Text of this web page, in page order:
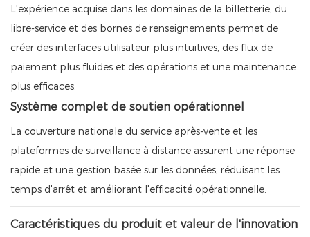
L'expérience acquise dans les domaines de la billetterie, du
libre-service et des bornes de renseignements permet de
créer des interfaces utilisateur plus intuitives, des flux de
paiement plus fluides et des opérations et une maintenance
plus efficaces.
Système complet de soutien opérationnel
La couverture nationale du service après-vente et les
plateformes de surveillance à distance assurent une réponse
rapide et une gestion basée sur les données, réduisant les
temps d'arrêt et améliorant l'efficacité opérationnelle.
Caractéristiques du produit et valeur de l'innovation